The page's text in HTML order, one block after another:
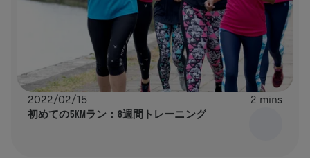
2022/02/15 2 mins
初めての5KMラン：8週間トレーニング